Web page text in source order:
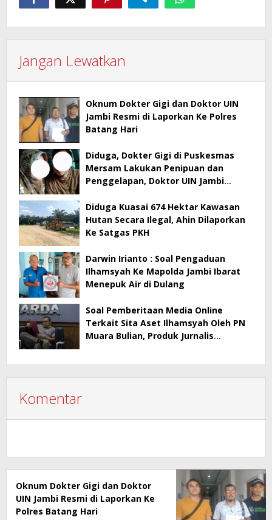
Jangan Lewatkan
Oknum Dokter Gigi dan Doktor UIN
Jambi Resmi di Laporkan Ke Polres
Batang Hari
Diduga, Dokter Gigi di Puskesmas
Mersam Lakukan Penipuan dan
Penggelapan, Doktor UIN Jambi
Diduga Kuasai 674 Hektar Kawasan
Hutan Secara Ilegal, Ahin Dilaporkan
Ke Satgas PKH
Darwin Irianto : Soal Pengaduan
Ilhamsyah Ke Mapolda Jambi Ibarat
Menepuk Air di Dulang
Soal Pemberitaan Media Online
Terkait Sita Aset Ilhamsyah Oleh PN
Muara Bulian, Produk Jurnalis
Komentar
Oknum Dokter Gigi dan Doktor
UIN Jambi Resmi di Laporkan Ke
Polres Batang Hari